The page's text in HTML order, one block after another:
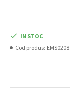
IN STOC
Cod produs: EMS0208